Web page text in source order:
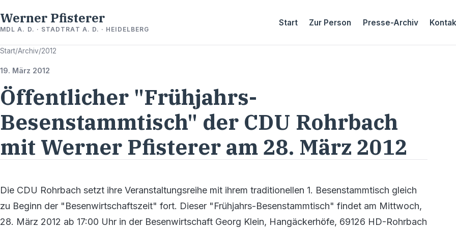
Werner Pfisterer
MDL A. D. · STADTRAT A. D. · HEIDELBERG
Start Zur Person Presse-Archiv
Start/Archiv/2012
19. März 2012
Öffentlicher "Frühjahrs-
Besenstammtisch" der CDU Rohrbach
mit Werner Pfisterer am 28. März 2012
Die CDU Rohrbach setzt ihre Veranstaltungsreihe mit ihrem traditionellen 1. Besenstammtisch gleich
zu Beginn der "Besenwirtschaftszeit" fort. Dieser "Frühjahrs-Besenstammtisch" findet am Mittwoch,
28. März 2012 ab 17:00 Uhr in der Besenwirtschaft Georg Klein, Hangäckerhöfe, 69126 HD-Rohrbach